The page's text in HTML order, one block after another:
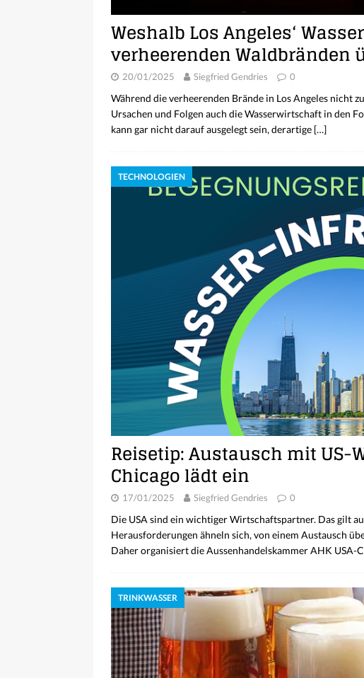
Weshalb Los Angeles‘
verheerenden Waldbränden
20/01/2025 Siegfried Gendries 0
Während die verheerenden Brände in Los Angeles nicht
Ursachen und Folgen auch die Wasserwirtschaft in den
kann gar nicht darauf ausgelegt sein, derartige […]
TECHNOLOGIEN
Reisetip: Austausch mit US-
Chicago lädt ein
17/01/2025 Siegfried Gendries 0
Die USA sind ein wichtiger Wirtschaftspartner. Das gilt
Herausforderungen ähneln sich, von einem Austausch
Daher organisiert die Aussenhandelskammer AHK USA-
TRINKWASSER